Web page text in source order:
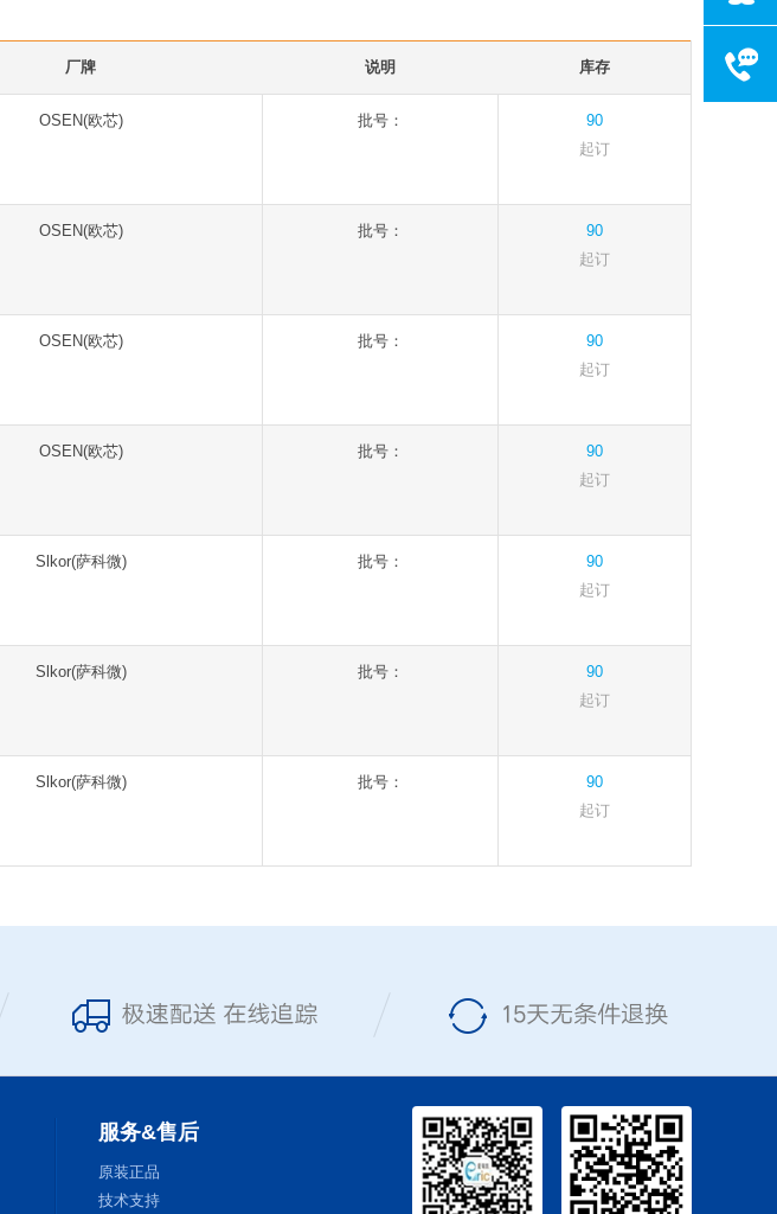
厂牌 说明 库存
OSEN(欧芯) 批号：
90
起订
OSEN(欧芯) 批号：
90
起订
OSEN(欧芯) 批号：
90
起订
OSEN(欧芯) 批号：
90
起订
Slkor(萨科微) 批号：
90
起订
Slkor(萨科微) 批号：
90
起订
Slkor(萨科微) 批号：
90
起订
服务&售后
原装正品
技术支持
客服电话
工作时间: